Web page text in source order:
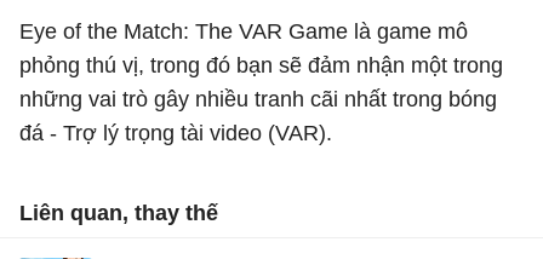
Eye of the Match: The VAR Game là game mô
phỏng thú vị, trong đó bạn sẽ đảm nhận một trong
những vai trò gây nhiều tranh cãi nhất trong bóng
đá - Trợ lý trọng tài video (VAR).
Liên quan, thay thế